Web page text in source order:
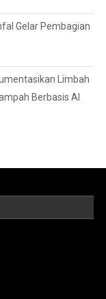
Gelar Pembagian
Limbah
Berbasis AI